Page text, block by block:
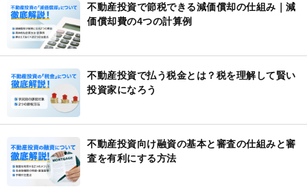
不動産投資で節税できる減価償却の仕組み｜減
価償却費の4つの計算例
不動産投資で払う税金とは？税を理解して賢い
投資家になろう
不動産投資向け融資の基本と審査の仕組みと審
査を有利にする方法